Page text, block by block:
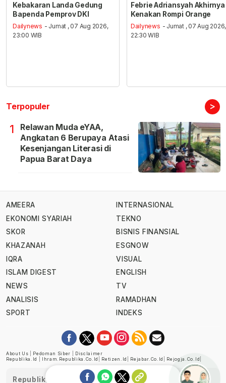
Kebakaran Landa Gedung
Bapenda Pemprov DKI
Dailynews - Jumat , 07 Aug 2026,
23:00 WIB
Febrie Adriansyah Akhirnya
Kenakan Rompi Orange
Dailynews - Jumat , 07 Aug 2026,
22:30 WIB
Terpopuler >
1
Relawan Muda eYAA,
Angkatan 6 Berupaya Atasi
Kesenjangan Literasi di
Papua Barat Daya
AMEERA
EKONOMI SYARIAH
SKOR
KHAZANAH
IQRA
ISLAM DIGEST
NEWS
ANALISIS
SPORT
INTERNASIONAL
TEKNO
BISNIS FINANSIAL
ESGNOW
VISUAL
ENGLISH
TV
RAMADHAN
INDEKS
About Us Pedoman Siber
Disclaimer
Republika.id
Ihram.republika.co.id Retizen.id Rejabar.co.id Rejogja.co.id
Republika telah diverifikasi oleh Dewan Pers